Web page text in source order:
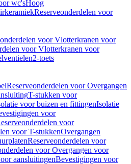
wc'sHoog
Reserveonderdelen voor
voor Vlotterkranen voor
voor Vlotterkranen voor
2-toets
Reserveonderdelen voor Overgangen
T-stukken voor
voor buizen en fittingenIsolatie
voor
voor
voor T-stukkenOvergangen
Reserveonderdelen voor
voor Overgangen voor
aansluitingenBevestigingen voor